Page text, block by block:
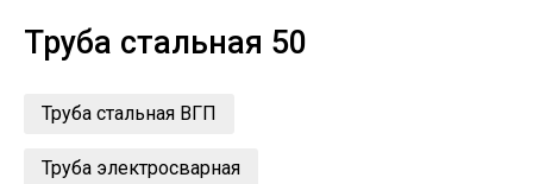
Труба профильная
Труба
Труба стальная 50
Труба стальная ВГП
Труба электросварная